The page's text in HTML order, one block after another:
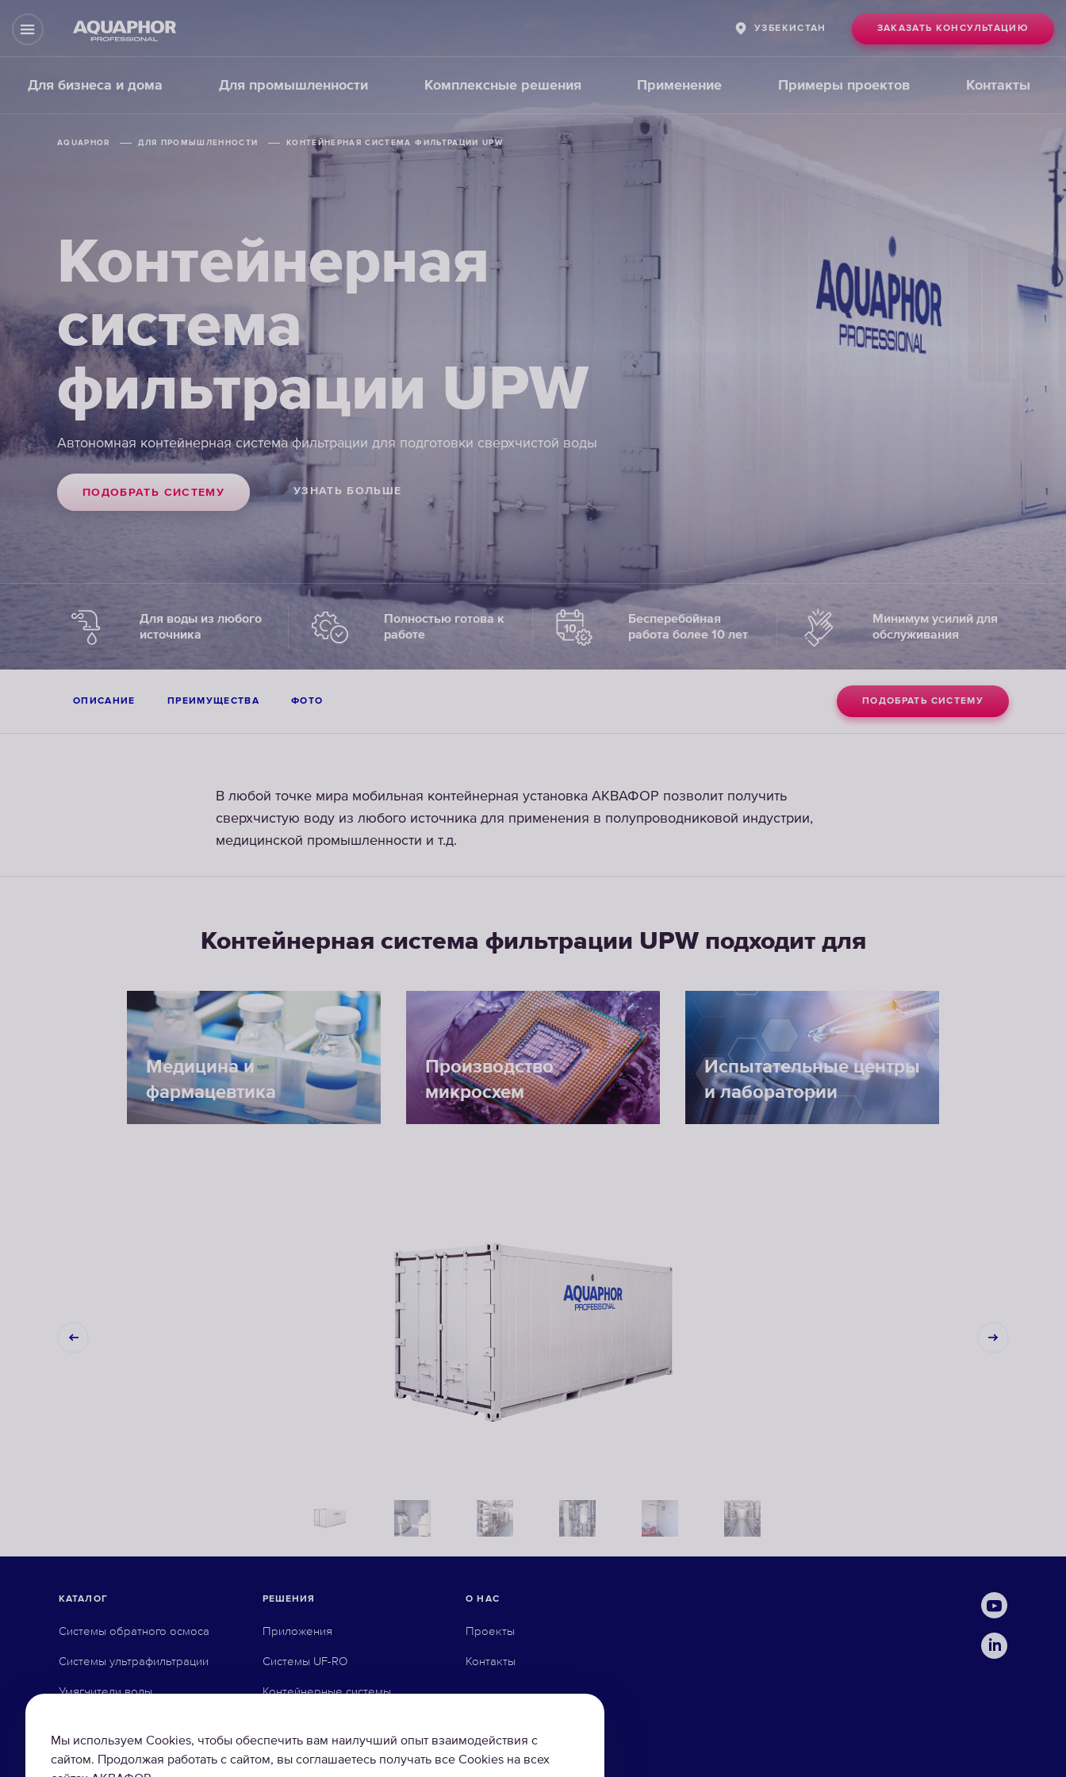
УЗБЕКИСТАН ЗАКАЗАТЬ КОНСУЛЬТАЦИЮ
Для бизнеса и дома Для промышленности Комплексные решения Применение Примеры проектов Контакты
AQUAPHOR ДЛЯ ПРОМЫШЛЕННОСТИ КОНТЕЙНЕРНАЯ СИСТЕМА ФИЛЬТРАЦИИ UPW
Контейнерная
система
фильтрации UPW
Автономная контейнерная система фильтрации для подготовки сверхчистой воды
ПОДОБРАТЬ СИСТЕМУ УЗНАТЬ БОЛЬШЕ
Для воды из любого
источника
Полностью готова к
работе
Бесперебойная
работа более 10 лет
Минимум усилий для
обслуживания
ОПИСАНИЕ ПРЕИМУЩЕСТВА ФОТО ПОДОБРАТЬ СИСТЕМУ
В любой точке мира мобильная контейнерная установка АКВАФОР позволит получить
сверхчистую воду из любого источника для применения в полупроводниковой индустрии,
медицинской промышленности и т.д.
Контейнерная система фильтрации UPW подходит для
Медицина и
фармацевтика
Производство
микросхем
Испытательные центры
и лаборатории
Мы используем Cookies, чтобы обеспечить вам наилучший опыт взаимодействия с
сайтом. Продолжая работать с сайтом, вы соглашаетесь получать все Cookies на всех
КАТАЛОГ
Системы обратного осмоса
Системы ультрафильтрации
Умягчители воды
очистки
Системы деионизации
РЕШЕНИЯ
Приложения
Системы UF-RO
Контейнерные системы
О НАС
Проекты
Контакты